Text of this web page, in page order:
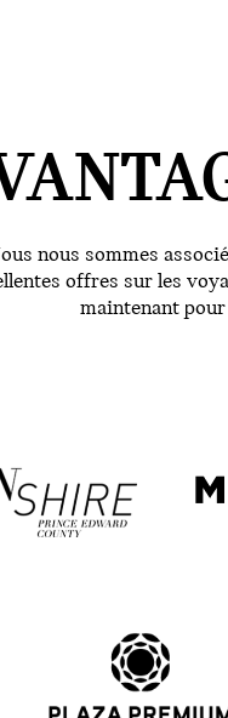
nous sommes
offres sur les
maintenant